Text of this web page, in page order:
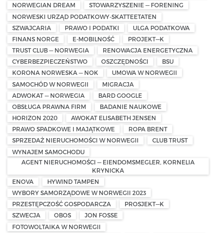
NORWEGIAN DREAM
STOWARZYSZENIE — FORENING
NORWESKI URZĄD PODATKOWY-SKATTEETATEN
SZWAJCARIA
PRAWO I PODATKI
ULGA PODATKOWA
FINANS NORGE
E-MOBILNOŚĆ
PROJEKT—K
TRUST CLUB — NORWEGIA
RENOWACJA ENERGETYCZNA
CYBERBEZPIECZEŃSTWO
OSZCZĘDNOŚCI
BSU
KORONA NORWESKA — NOK
UMOWA W NORWEGII
SAMOCHÓD W NORWEGII
MIGRACJA
ADWOKAT — NORWEGIA
BARD GOOGLE
OBSŁUGA PRAWNA FIRM
BADANIE NAUKOWE
HORIZON 2020
AWOKAT ELISABETH JENSEN
PRAWO SPADKOWE I MAJĄTKOWE
ROPA BRENT
SPRZEDAŻ NIERUCHOMOŚCI W NORWEGII
CLUB TRUST
WYNAJEM SAMOCHODU
AGENT NIERUCHOMOŚCI — EIENDOMSMEGLER, KORNELIA
KRYNICKA
ENOVA
HYWIND TAMPEN
WYBORY SAMORZĄDOWE W NORWEGII 2023
PRZESTĘPCZOŚĆ GOSPODARCZA
PROSJEKT—K
SZWECJA
OBOS
JON FOSSE
FOTOWOLTAIKA W NORWEGII